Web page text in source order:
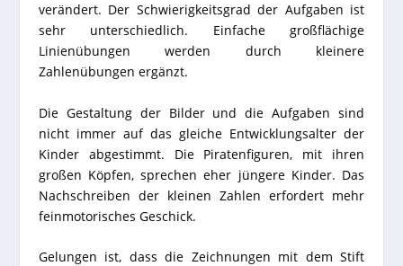
verändert. Der Schwierigkeitsgrad der Aufgaben ist
sehr unterschiedlich. Einfache großflächige
Linienübungen werden durch kleinere
Zahlenübungen ergänzt.
Die Gestaltung der Bilder und die Aufgaben sind
nicht immer auf das gleiche Entwicklungsalter der
Kinder abgestimmt. Die Piratenfiguren, mit ihren
großen Köpfen, sprechen eher jüngere Kinder. Das
Nachschreiben der kleinen Zahlen erfordert mehr
feinmotorisches Geschick.
Gelungen ist, dass die Zeichnungen mit dem Stift